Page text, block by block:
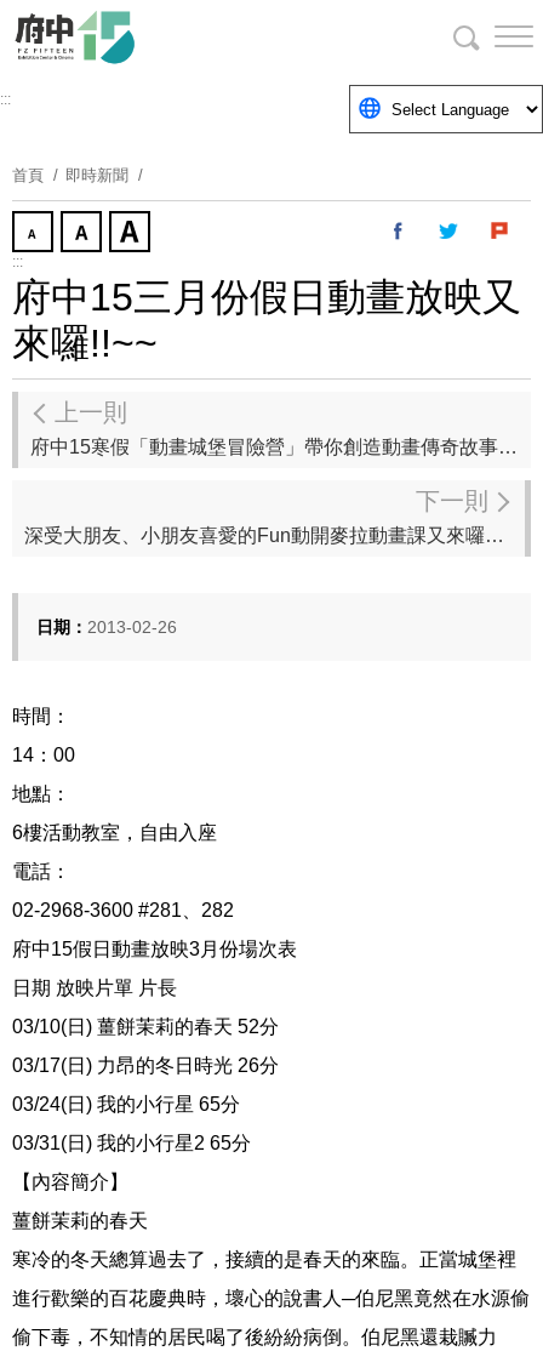
要
塊
:::
首頁 即時新聞
:::
府中15三月份假日動畫放映又
來囉!!~~
上一則
府中15寒假「動畫城堡冒險營」帶你創造動畫傳奇故事，1/7開始線上報名~
下一則
深受大朋友、小朋友喜愛的Fun動開麥拉動畫課又來囉！2/25起開放電話預約報名~
日期： 2013-02-26
時間：
14：00
地點：
6樓活動教室，自由入座
電話：
02-2968-3600 #281、282
府中15假日動畫放映3月份場次表
日期 放映片單 片長
03/10(日) 薑餅茉莉的春天 52分
03/17(日) 力昂的冬日時光 26分
03/24(日) 我的小行星 65分
03/31(日) 我的小行星2 65分
【內容簡介】
薑餅茉莉的春天
寒冷的冬天總算過去了，接續的是春天的來臨。正當城堡裡
進行歡樂的百花慶典時，壞心的說書人─伯尼黑竟然在水源偷
偷下毒，不知情的居民喝了後紛紛病倒。伯尼黑還栽贓力